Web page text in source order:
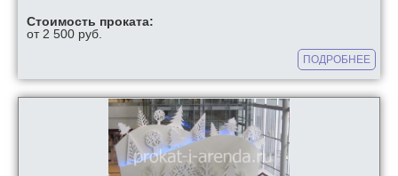
Стоимость проката:
от 2 500 руб.
ПОДРОБНЕЕ